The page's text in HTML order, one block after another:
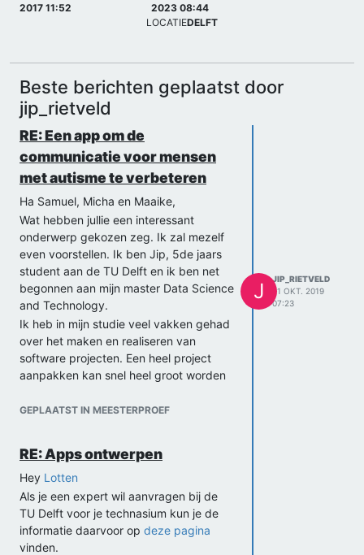
2017 11:52
2023 08:44
LOCATIEDELFT
Beste berichten geplaatst door
jip_rietveld
RE: Een app om de
communicatie voor mensen
met autisme te verbeteren
Ha Samuel, Micha en Maaike,
Wat hebben jullie een interessant
onderwerp gekozen zeg. Ik zal mezelf
even voorstellen. Ik ben Jip, 5de jaars
student aan de TU Delft en ik ben net
begonnen aan mijn master Data Science
and Technology.
Ik heb in mijn studie veel vakken gehad
over het maken en realiseren van
software projecten. Een heel project
aanpakken kan snel heel groot worden
ook zo cool. Er komt echt veel kijken bij
zal liggen bij de meesterproef. Is het
meer de sociale kant? Wil je de focus
zegmaar meer richting de communicatie
en op theoretisch- en concept niveau
uitwerken hoe een app daarbij kan
helpen? Of willen jullie meer de praktijk
GEPLAATST IN MEESTERPROEF
J
JIP_RIETVELD
21 OKT. 2019
07:23
RE: Apps ontwerpen
Hey Lotten
Als je een expert wil aanvragen bij de
TU Delft voor je technasium kun je de
informatie daarvoor op deze pagina
vinden.